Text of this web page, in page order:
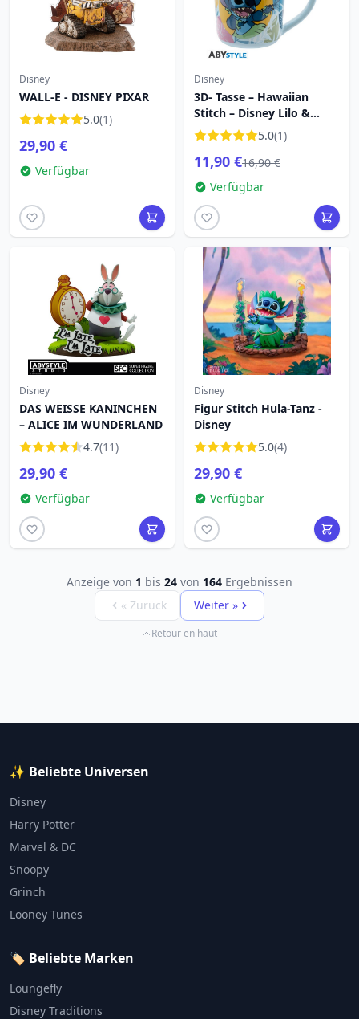
Disney
WALL-E - DISNEY PIXAR
5.0(1)
29,90 €
Verfügbar
Disney
3D- Tasse – Hawaiian
Stitch – Disney Lilo &
Stitch
5.0(1)
11,90 €16,90 €
Verfügbar
Disney
DAS WEISSE KANINCHEN
– ALICE IM WUNDERLAND
4.7(11)
29,90 €
Verfügbar
Disney
Figur Stitch Hula-Tanz -
Disney
5.0(4)
29,90 €
Verfügbar
Anzeige von 1 bis 24 von 164 Ergebnissen
« Zurück
Weiter »
Retour en haut
✨ Beliebte Universen
Disney
Harry Potter
Marvel & DC
Snoopy
Grinch
Looney Tunes
🏷️ Beliebte Marken
Loungefly
Disney Traditions